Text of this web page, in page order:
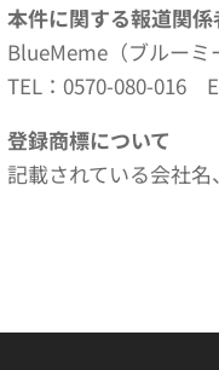
本件に関する報道関
BlueMeme（ブルー
TEL：0570-080-016
登録商標について
記載されている会社名